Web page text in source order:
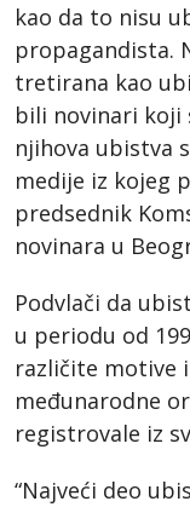
kao da to nisu
propagandista.
tretirana kao
bili novinari koji
njihova ubistva
medije iz kojeg
predsednik
novinara u
Podvlači da
u periodu od
različite motive
međunarodne
registrovale iz
“Najveći deo